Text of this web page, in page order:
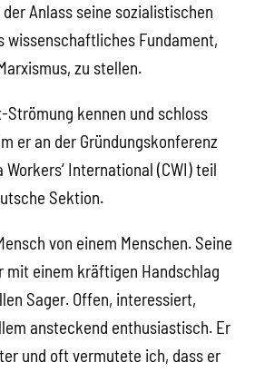
Anlass seine sozialistischen
wissenschaftliches Fundament,
zu stellen.
kennen und schloss
er an der Gründungskonferenz
International (CWI) teil
Sektion.
von einem Menschen. Seine
mit einem kräftigen Handschlag
Sager. Offen, interessiert,
ansteckend enthusiastisch. Er
und oft vermutete ich, dass er